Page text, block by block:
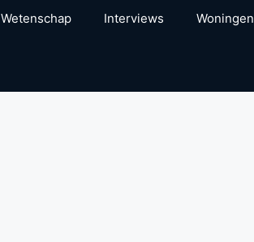
Wetenschap Interviews Woningen